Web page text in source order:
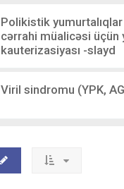
Polikistik
cərrahi müalicəsi üçün
kauterizasiyası -slayd
Viril sindromu (YPK,